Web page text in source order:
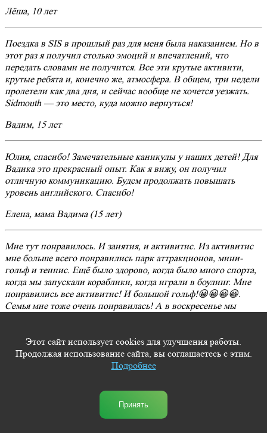
Лёша, 10 лет
Поездка в SIS в прошлый раз для меня была наказанием. Но в
этот раз я получил столько эмоций и впечатлений, что
передать словами не получится. Все эти крутые активити,
крутые ребята и, конечно же, атмосфера. В общем, три недели
пролетели как два дня, и сейчас вообще не хочется уезжать.
Sidmouth — это место, куда можно вернуться!
Вадим, 15 лет
Юлия, спасибо! Замечательные каникулы у наших детей! Для
Вадика это прекрасный опыт. Как я вижу, он получил
отличную коммуникацию. Будем продолжать повышать
уровень английского. Спасибо!
Елена, мама Вадима (15 лет)
Мне тут понравилось. И занятия, и активитис. Из активитис
мне больше всего понравились парк аттракционов, мини-
гольф и теннис. Ещё было здорово, когда было много спорта,
когда мы запускали кораблики, когда играли в боулинг. Мне
понравились все активитис! И большой гольф!😀😀😀😀.
Семья мне тоже очень понравилась! А в воскресенье мы
🛩👌😁😀😊😃👍🏻😎
It was my first experience in such exchange but it was the best
experience I’ve ever had before. I’m happy that I had a chance to
Этот сайт использует cookies для улучшения работы.
Продолжая использование сайта, вы соглашаетесь с этим.
Подробнее
Принять